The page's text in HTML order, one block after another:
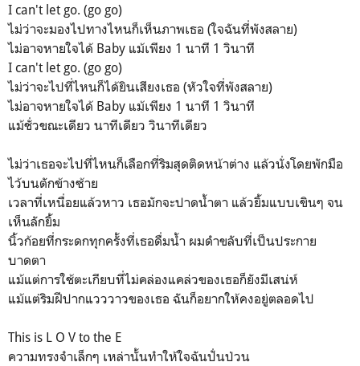
I can't let go. (go go)
ไม่ว่าจะมองไปทางไหนก็เห็นภาพเธอ (ใจฉันที่พังสลาย)
ไม่อาจหายใจได้ Baby แม้เพียง 1 นาที 1 วินาที
I can't let go. (go go)
ไม่ว่าจะไปที่ไหนก็ได้ยินเสียงเธอ (หัวใจที่พังสลาย)
ไม่อาจหายใจได้ Baby แม้เพียง 1 นาที 1 วินาที
แม้ชั่วขณะเดียว นาทีเดียว วินาทีเดียว
ไม่ว่าเธอจะไปที่ไหนก็เลือกที่ริมสุดติดหน้าต่าง แล้วนั่งโดยพักมือ
ไว้บนตักข้างซ้าย
เวลาที่เหนื่อยแล้วหาว เธอมักจะปาดน้ำตา แล้วยิ้มแบบเขินๆ จน
เห็นลักยิ้ม
นิ้วก้อยที่กระดกทุกครั้งที่เธอดื่มน้ำ ผมดำขลับที่เป็นประกาย
บาดตา
แม้แต่การใช้ตะเกียบที่ไม่คล่องแคล่วของเธอก็ยังมีเสน่ห์
แม้แต่ริมฝีปากแวววาวของเธอ ฉันก็อยากให้คงอยู่ตลอดไป
This is L O V to the E
ความทรงจำเล็กๆ เหล่านั้นทำให้ใจฉันปั่นป่วน